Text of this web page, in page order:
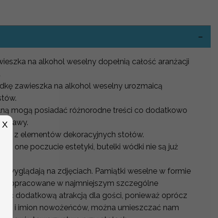
na alkohol weselny dopełnią całość aranżacji
zawieszka na alkohol weselny urozmaicą
mogą posiadać różnorodne treści co dodatkowo
z elementów dekoracyjnych stołów.
one poczucie estetyki, butelki wódki nie są już
wyglądają na zdjęciach. Pamiątki weselne w formie
dopracowane w najmniejszym szczególne
dodatkową atrakcją dla gości, ponieważ oprócz
i imion nowożeńców, można umieszczać nam
X